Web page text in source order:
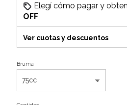
Elegí cómo pagar y
OFF
Ver cuotas y descuentos
Bruma